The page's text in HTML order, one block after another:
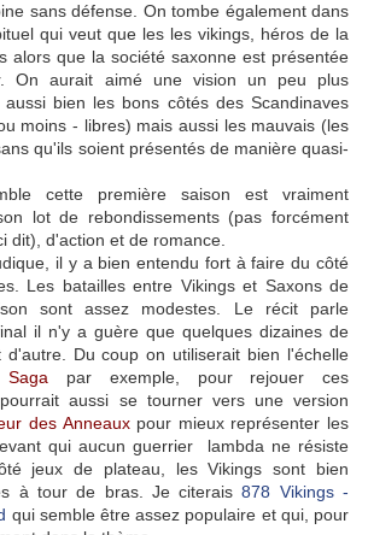
sans défense. On tombe également dans
qui veut que les les vikings, héros de la
alors que la société saxonne est présentée
On aurait aimé une vision un peu plus
bien les bons côtés des Scandinaves
moins - libres) mais aussi les mauvais (les
qu'ils soient présentés de manière quasi-
cette première saison est vraiment
lot de rebondissements (pas forcément
dit), d'action et de romance.
il y a bien entendu fort à faire du côté
Les batailles entre Vikings et Saxons de
sont assez modestes. Le récit parle
il n'y a guère que quelques dizaines de
Du coup on utiliserait bien l'échelle
Saga par exemple, pour rejouer ces
aussi se tourner vers une version
des Anneauxpour mieux représenter les
qui aucun guerrier lambda ne résiste
jeux de plateau, les Vikings sont bien
à tour de bras. Je citerais878 Vikings -
qui semble être assez populaire et qui, pour